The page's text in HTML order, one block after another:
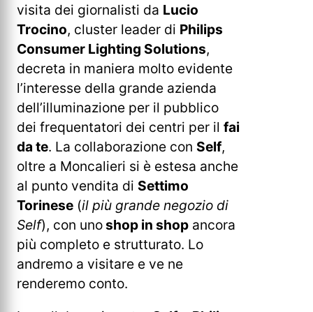
visita dei giornalisti da Lucio
Trocino, cluster leader di Philips
Consumer Lighting Solutions,
decreta in maniera molto evidente
l’interesse della grande azienda
dell’illuminazione per il pubblico
dei frequentatori dei centri per il fai
da te. La collaborazione con Self,
oltre a Moncalieri si è estesa anche
al punto vendita di Settimo
Torinese (il più grande negozio di
Self), con unoshop in shop ancora
più completo e strutturato. Lo
andremo a visitare e ve ne
renderemo conto.